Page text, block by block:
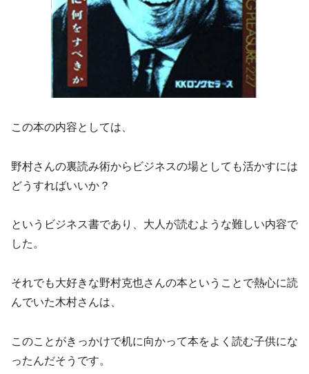
この本の内容としては、
野村さんの裏読み術からビジネスの場としても活かすには
どうすればいいか？
というビジネス書であり、大人が読むような難しい内容で
した。
それでも大好きな野村克也さんの本ということで熱心に読
んでいた木村さんは、
このことがきっかけで机に向かって本をよく読む子供にな
ったんだそうです。